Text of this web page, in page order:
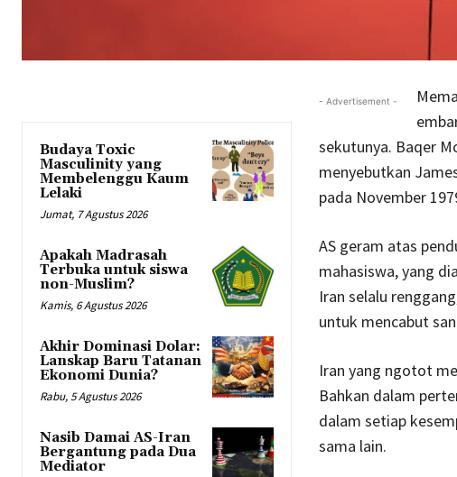
Budaya Toxic
Masculinity yang
Membelenggu Kaum
Lelaki
Jumat, 7 Agustus 2026
Apakah Madrasah
Terbuka untuk siswa
non-Muslim?
Kamis, 6 Agustus 2026
Akhir Dominasi Dolar:
Lanskap Baru Tatanan
Ekonomi Dunia?
Rabu, 5 Agustus 2026
Nasib Damai AS-Iran
Bergantung pada Dua
Mediator
- Advertisement -
sekutunya. Baqer
menyebutkan
pada November
AS geram atas
mahasiswa, yang
Iran selalu
untuk mencabut
Iran yang ngotot
Bahkan dalam
dalam setiap
sama lain.